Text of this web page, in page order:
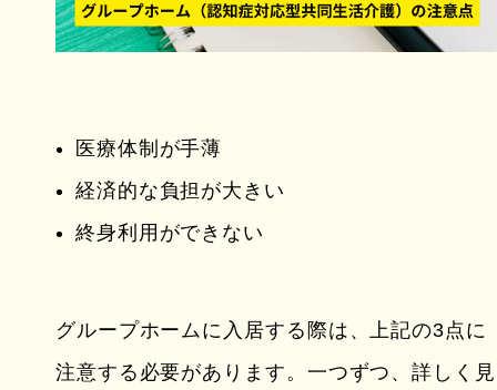
医療体制が手薄
経済的な負担が大きい
終身利用ができない
グループホームに入居する際は、上記の3点に
注意する必要があります。一つずつ、詳しく見